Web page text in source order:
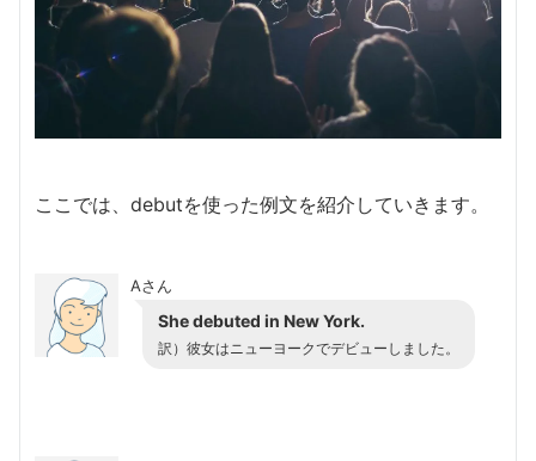
ここでは、debutを使った例文を紹介していきます。
Aさん
She debuted in New York.
訳）彼女はニューヨークでデビューしました。